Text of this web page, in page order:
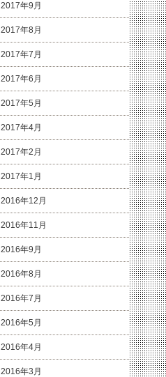
2017年9月
2017年8月
2017年7月
2017年6月
2017年5月
2017年4月
2017年2月
2017年1月
2016年12月
2016年11月
2016年9月
2016年8月
2016年7月
2016年5月
2016年4月
2016年3月